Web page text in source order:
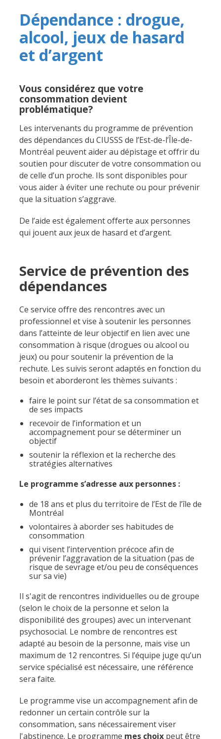
Dépendance : drogue,
alcool, jeux de hasard
et d’argent
Vous considérez que votre
consommation devient
problématique?
Les intervenants du programme de prévention
des dépendances du CIUSSS de l’Est-de-l’Île-de-
Montréal peuvent aider au dépistage et offrir du
soutien pour discuter de votre consommation ou
de celle d’un proche. Ils sont disponibles pour
vous aider à éviter une rechute ou pour prévenir
que la situation s’aggrave.
De l’aide est également offerte aux personnes
qui jouent aux jeux de hasard et d’argent.
Service de prévention des
dépendances
Ce service offre des rencontres avec un
professionnel et vise à soutenir les personnes
dans l’atteinte de leur objectif en lien avec une
consommation à risque (drogues ou alcool ou
jeux) ou pour soutenir la prévention de la
rechute. Les suivis seront adaptés en fonction du
besoin et aborderont les thèmes suivants :
faire le point sur l’état de sa consommation et
de ses impacts
recevoir de l’information et un
accompagnement pour se déterminer un
objectif
soutenir la réflexion et la recherche des
stratégies alternatives
Le programme s’adresse aux personnes :
de 18 ans et plus du territoire de l’Est de l’île de
Montréal
volontaires à aborder ses habitudes de
consommation
qui visent l’intervention précoce afin de
prévenir l’aggravation de la situation (pas de
risque de sevrage et/ou peu de conséquences
sur sa vie)
Il s'agit de rencontres individuelles ou de groupe
(selon le choix de la personne et selon la
disponibilité des groupes) avec un intervenant
psychosocial. Le nombre de rencontres est
adapté au besoin de la personne, mais vise un
maximum de 12 rencontres. Si l’équipe juge qu’un
service spécialisé est nécessaire, une référence
sera faite.
Le programme vise un accompagnement afin de
redonner un certain contrôle sur la
consommation, sans nécessairement viser
l'abstinence. Le programme mes choixpeut être